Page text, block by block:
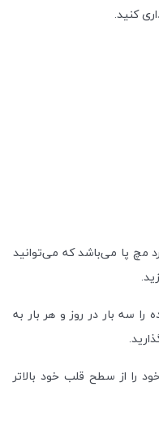
کنید.
مچ پا می‌باشد که می‌توانید
سه بار در روز و هر بار به
را از سطح قلب خود بالاتر